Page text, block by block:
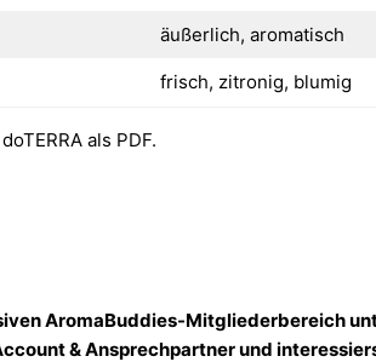
äußerlich, aromatisch
frisch, zitronig, blumig
als PDF.
AromaBuddies-Mitgliederbereich
& Ansprechpartner und